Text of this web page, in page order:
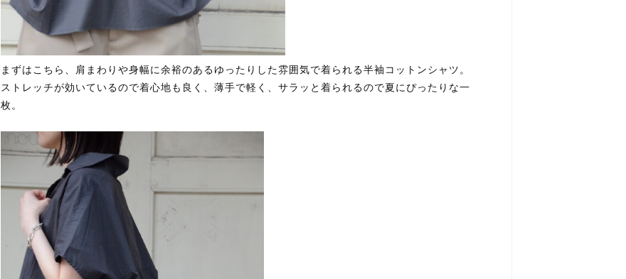
まずはこちら、肩まわりや身幅に余裕のあるゆったりした雰囲気で着られる半袖コットンシャツ。
ストレッチが効いているので着心地も良く、薄手で軽く、サラッと着られるので夏にぴったりな一
枚。